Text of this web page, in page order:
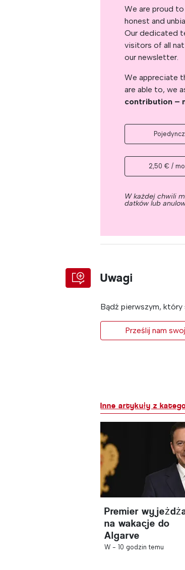
We are proud
honest and
Our dedicated
visitors of all
our newsletter.
We appreciate
are able to, we
contribution –
2,50 € /
W każdej chwili
datków lub
Uwagi
Bądź pierwszym, który
Prześlij nam
Inne artykuły z
Premier
na wakacje do
Algarve
W -10 godzin temu